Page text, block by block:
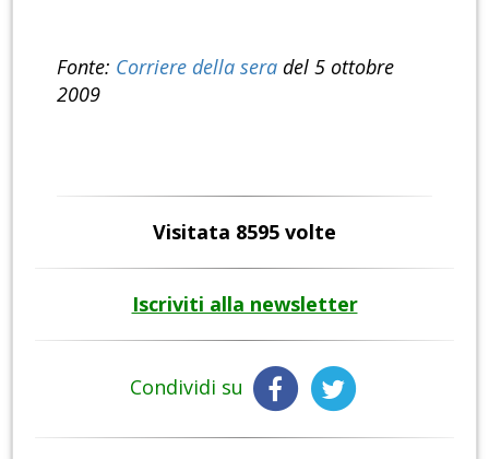
Fonte: Corriere della sera del 5 ottobre
2009
Visitata 8595 volte
Iscriviti alla newsletter
Condividi su